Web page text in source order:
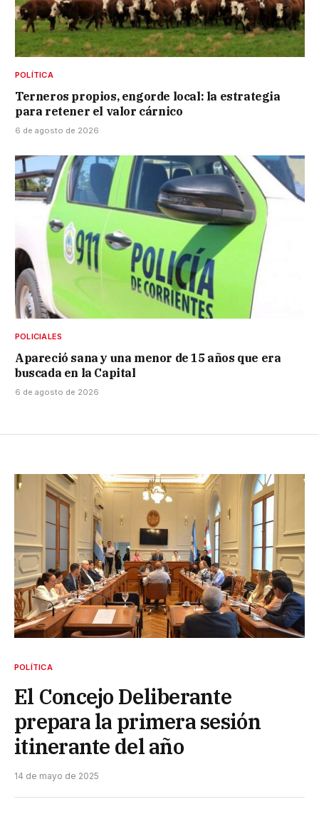
POLÍTICA
Terneros propios, engorde local: la estrategia
para retener el valor cárnico
6 de agosto de 2026
POLICIALES
Apareció sana y una menor de 15 años que era
buscada en la Capital
6 de agosto de 2026
POLÍTICA
El Concejo Deliberante
prepara la primera sesión
itinerante del año
14 de mayo de 2025